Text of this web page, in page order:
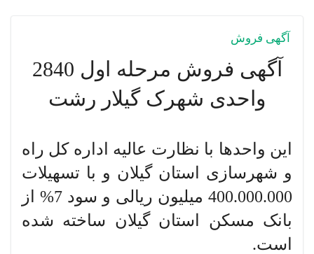
آگهی فروش
آگهی فروش مرحله اول 2840
واحدی شهرک گیلار رشت
این واحدها با نظارت عالیه اداره کل راه
و شهرسازی استان گیلان و با تسهیلات
400.000.000 میلیون ریالی و سود 7% از
بانک مسکن استان گیلان ساخته شده
است.